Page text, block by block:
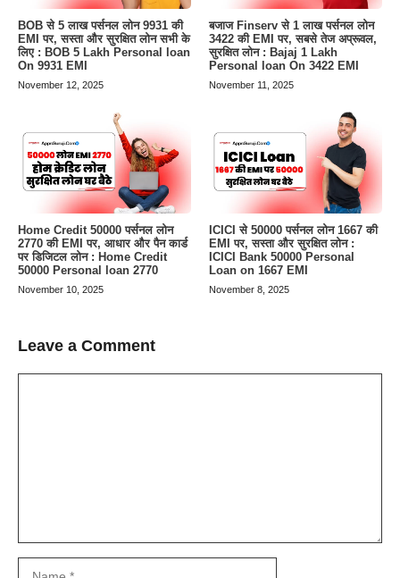
BOB से 5 लाख पर्सनल लोन 9931 की
EMI पर, सस्ता और सुरक्षित लोन सभी के
लिए : BOB 5 Lakh Personal loan
On 9931 EMI
November 12, 2025
बजाज Finserv से 1 लाख पर्सनल लोन
3422 की EMI पर, सबसे तेज अप्रूवल,
सुरक्षित लोन : Bajaj 1 Lakh
Personal loan On 3422 EMI
November 11, 2025
Home Credit 50000 पर्सनल लोन
2770 की EMI पर, आधार और पैन कार्ड
पर डिजिटल लोन : Home Credit
50000 Personal loan 2770
November 10, 2025
ICICI से 50000 पर्सनल लोन 1667 की
EMI पर, सस्ता और सुरक्षित लोन :
ICICI Bank 50000 Personal
Loan on 1667 EMI
November 8, 2025
Leave a Comment